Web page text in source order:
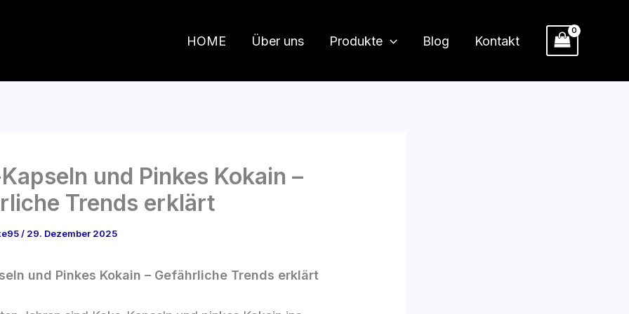
HOME Über uns Produkte Blog Kontakt
und Pinkes Kokain –
Trends erklärt
/ 29. Dezember 2025
und Pinkes Kokain – Gefährliche Trends erklärt